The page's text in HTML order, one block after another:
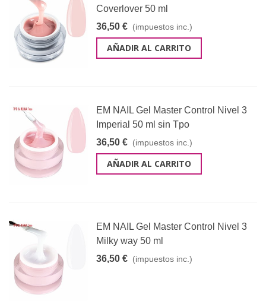
Coverlover 50 ml
36,50 € (impuestos inc.)
AÑADIR AL CARRITO
EM NAIL Gel Master Control Nivel 3
Imperial 50 ml sin Tpo
36,50 € (impuestos inc.)
AÑADIR AL CARRITO
EM NAIL Gel Master Control Nivel 3
Milky way 50 ml
36,50 € (impuestos inc.)